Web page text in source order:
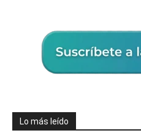
Lo más leído